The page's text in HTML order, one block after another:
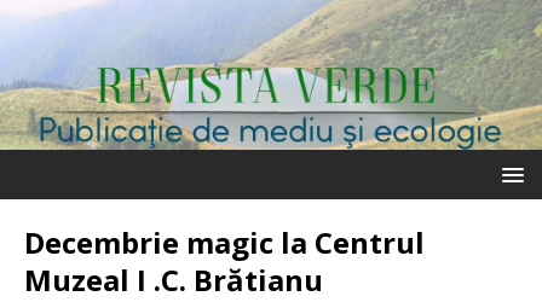
Decembrie magic la Centrul
Muzeal I .C. Brătianu